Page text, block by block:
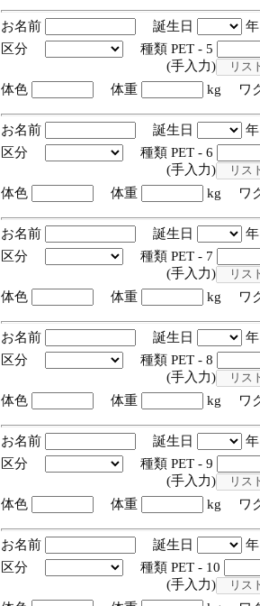
お名前 誕生日
区分
種類 PET - 5
(手入力)
体色
体重 kg ワ
お名前 誕生日
区分
種類 PET - 6
(手入力)
体色
体重 kg ワ
お名前 誕生日
区分
種類 PET - 7
(手入力)
体色
体重 kg ワ
お名前 誕生日
区分
種類 PET - 8
(手入力)
体色
体重 kg ワ
お名前 誕生日
区分
種類 PET - 9
(手入力)
体色
体重 kg ワ
お名前 誕生日
区分
種類 PET - 10
(手入力)